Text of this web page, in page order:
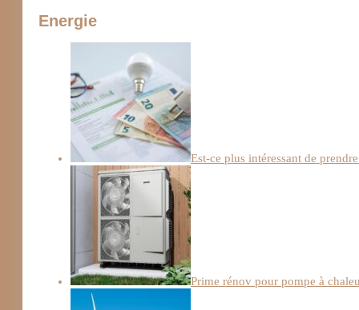
Energie
Est-ce plus intéressant de
Prime rénov pour pompe à